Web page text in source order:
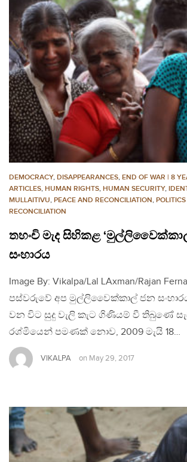
DEMOCRACY, DISAPPEARANCES, END OF WAR | 8
ARTICLES, HUMAN RIGHTS, HUMAN SECURITY,
MULLAITIVU, PEACE AND RECONCILIATION,
RECONCILIATION
තහංචි මැද සිහිකළ
සංහාරය
Image By: Vikalpa/Lal LAxman/Rajan
පස්වරුවේ අප මුල්ලිවෛක්කාල් ජන
වන විට සුදු වැලි කැට ගිණියම් වී තිබුණේ
රශ්මියෙන් පමණක් නොව, 2009 මැයි 18…
VIKALPA on May 29, 2017